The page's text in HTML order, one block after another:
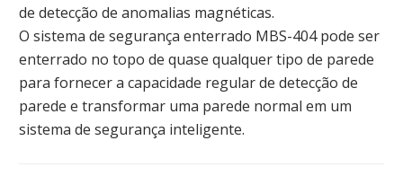
de detecção de anomalias magnéticas.
O sistema de segurança enterrado MBS-404 pode ser
enterrado no topo de quase qualquer tipo de parede
para fornecer a capacidade regular de detecção de
parede e transformar uma parede normal em um
sistema de segurança inteligente.